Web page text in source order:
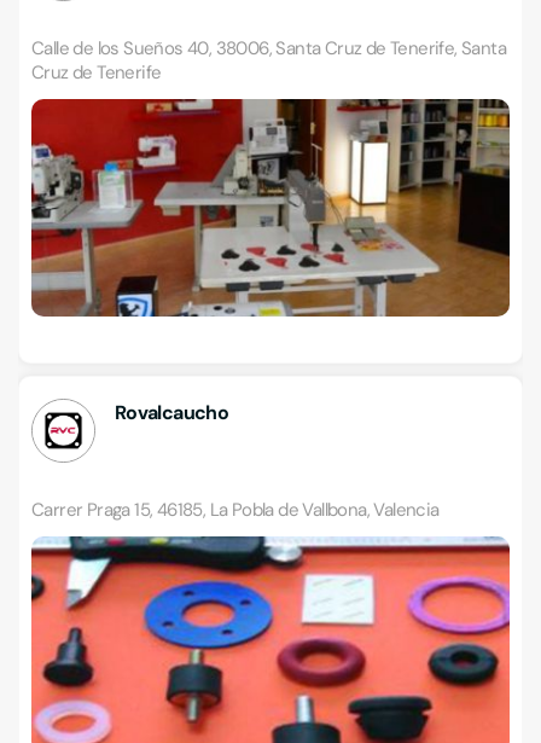
Calle de los Sueños 40, 38006, Santa Cruz de Tenerife, Santa
Cruz de Tenerife
Rovalcaucho
Carrer Praga 15, 46185, La Pobla de Vallbona, Valencia